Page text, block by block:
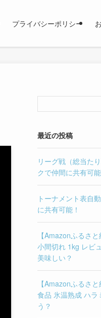
プライバシーポリシー
最近の投稿
リーグ戦（総当た
クで仲間に共有可能
トーナメント表自
に共有可能！
【Amazonふるさ
小間切れ 1kg レビ
美味しい？
【Amazonふるさ
食品 氷温熟成 ハ
う？